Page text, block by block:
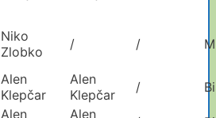
Niko
Zlobko
/ /
Alen
Klepčar
Alen
Klepčar
/
Alen
Alen